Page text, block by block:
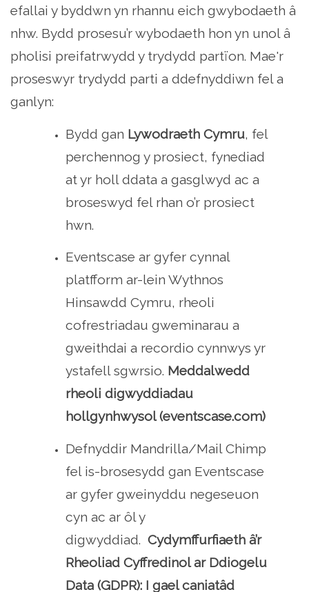
efallai y byddwn yn rhannu eich gwybodaeth â
nhw. Bydd prosesu’r wybodaeth hon yn unol â
pholisi preifatrwydd y trydydd partïon. Mae'r
proseswyr trydydd parti a ddefnyddiwn fel a
ganlyn:
Bydd gan Lywodraeth Cymru, fel
perchennog y prosiect, fynediad
at yr holl ddata a gasglwyd ac a
broseswyd fel rhan o’r prosiect
hwn.
Eventscase ar gyfer cynnal
platfform ar-lein Wythnos
Hinsawdd Cymru, rheoli
cofrestriadau gweminarau a
gweithdai a recordio cynnwys yr
ystafell sgwrsio. Meddalwedd
rheoli digwyddiadau
hollgynhwysol (eventscase.com)
Defnyddir Mandrilla/Mail Chimp
fel is-brosesydd gan Eventscase
ar gyfer gweinyddu negeseuon
cyn ac ar ôl y
digwyddiad. Cydymffurfiaeth â’r
Rheoliad Cyffredinol ar Ddiogelu
Data (GDPR): I gael caniatâd